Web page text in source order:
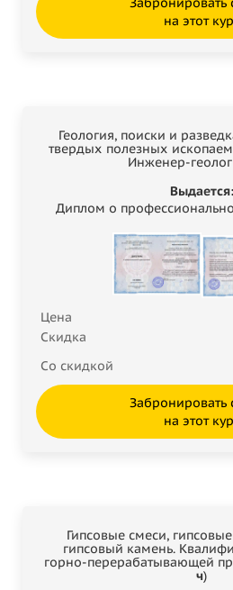
на этот
Геология, поиски и
твердых полезных
Инженер-
Выдается:
Диплом о
Цена
Скидка
Со скидкой
Забронировать
на этот
Гипсовые смеси,
гипсовый камень.
горно-перерабатывающей
ч)